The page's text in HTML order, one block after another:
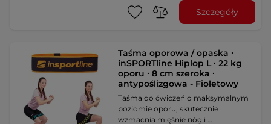
Szczegóły
Taśma oporowa / opaska ∙
inSPORTline Hiplop L ∙ 22 kg
oporu ∙ 8 cm szeroka ∙
antypoślizgowa - Fioletowy
Taśma do ćwiczeń o maksymalnym
poziomie oporu, skutecznie
wzmacnia mięśnie nóg i …